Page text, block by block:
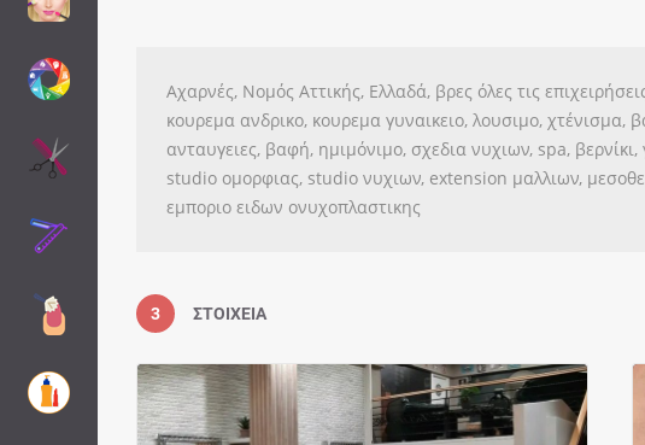
Αχαρνές, Νομός Αττικής, Ελλαδά, βρες όλες τις
κουρεμα ανδρικο, κουρεμα γυναικειο, λουσιμο,
ανταυγειες, βαφή, ημιμόνιμο, σχεδια νυχιων, spa,
studio ομορφιας, studio νυχιων, extension μαλλιων,
εμποριο ειδων ονυχοπλαστικης
3 ΣΤΟΙΧΕΊΑ